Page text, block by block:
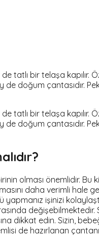
tatlı bir telaşa
de doğum çantasıdır.
tatlı bir telaşa
de doğum çantasıdır.
olması önemlidir.
daha verimli
yapmanız işinizi
dikkat edin. Sizin,
de hazırlanan